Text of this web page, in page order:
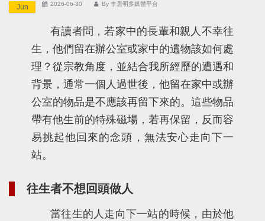
Jun 2026-06-30 By 李居明多媒體平台
有讀者問，若家中的長輩和親人不幸往
生，他們留在辦公室或家中的遺物該如何處
理？從宗教角度，並結合我所經歷的遭遇和
背景，通常一個人過世後，他留在家中或辦
公室的物品是不應該再留下來的。這些物品
帶有他生前的特殊磁場，若再保留，反而容
易挑起他回來的念頭，無法安心走向下一
站。
往生者不想回頭做人
當往生的人走向下一站的時候，由於他